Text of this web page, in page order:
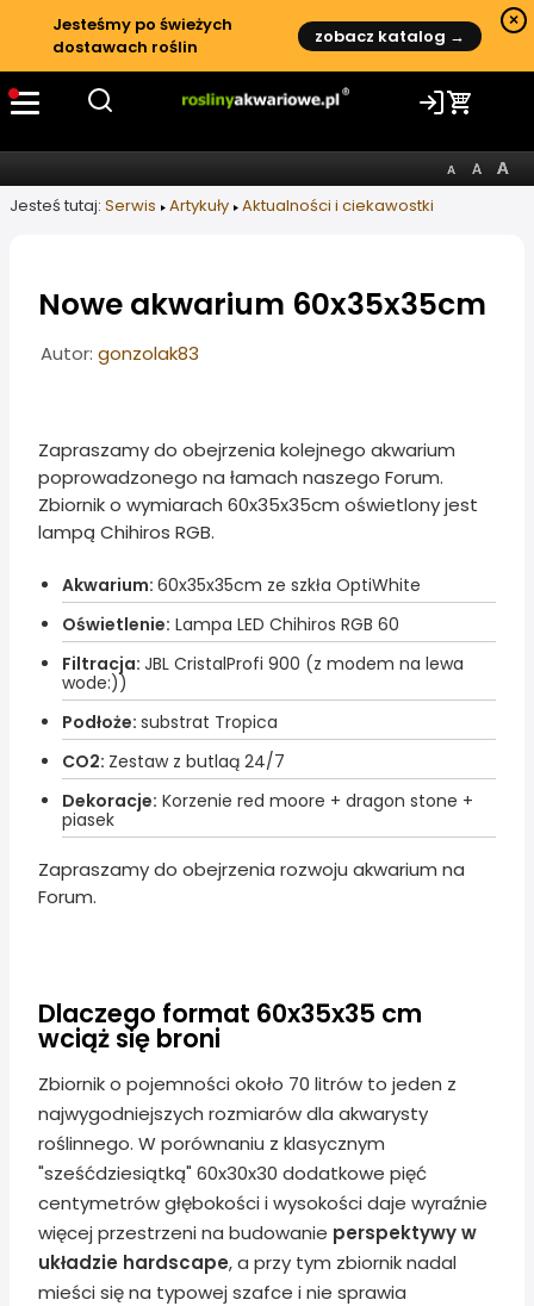
Jesteśmy po świeżych
dostawach roślin
zobacz katalog →
×
Jesteś tutaj: Serwis Artykuły Aktualności i ciekawostki
Nowe akwarium 60x35x35cm
Informacje o artykule
Autor: gonzolak83
Zapraszamy do obejrzenia kolejnego akwarium
poprowadzonego na łamach naszego Forum.
Zbiornik o wymiarach 60x35x35cm oświetlony jest
lampą Chihiros RGB.
Akwarium: 60x35x35cm ze szkła OptiWhite
Oświetlenie: Lampa LED Chihiros RGB 60
Filtracja: JBL CristalProfi 900 (z modem na lewa
wode:))
Podłoże: substrat Tropica
CO2: Zestaw z butlaą 24/7
Dekoracje: Korzenie red moore + dragon stone +
piasek
Zapraszamy do obejrzenia rozwoju akwarium na
Forum.
Dlaczego format 60x35x35 cm
wciąż się broni
Zbiornik o pojemności około 70 litrów to jeden z
najwygodniejszych rozmiarów dla akwarysty
roślinnego. W porównaniu z klasycznym
"sześćdziesiątką" 60x30x30 dodatkowe pięć
centymetrów głębokości i wysokości daje wyraźnie
więcej przestrzeni na budowanie perspektywy w
układzie hardscape, a przy tym zbiornik nadal
mieści się na typowej szafce i nie sprawia